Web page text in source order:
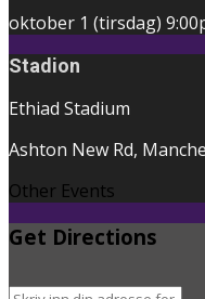
oktober 1 (tirsdag)
Stadion
Ethiad Stadium
Ashton New Rd,
Other Events
Get Directions